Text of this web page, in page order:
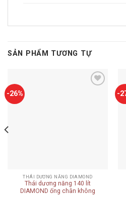
SẢN PHẨM TƯƠNG TỰ
-26%
THÁI DƯƠNG NĂNG DIAMOND
Thái dương năng 140 lít
DIAMOND ống chân không
-